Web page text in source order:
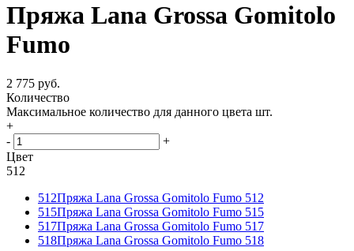
Пряжа Lana Grossa Gomitolo
Fumo
2 775 руб.
Количество
Максимальное количество для данного цвета шт.
+
-
+
Цвет
512
512Пряжа Lana Grossa Gomitolo Fumo 512
515Пряжа Lana Grossa Gomitolo Fumo 515
517Пряжа Lana Grossa Gomitolo Fumo 517
518Пряжа Lana Grossa Gomitolo Fumo 518